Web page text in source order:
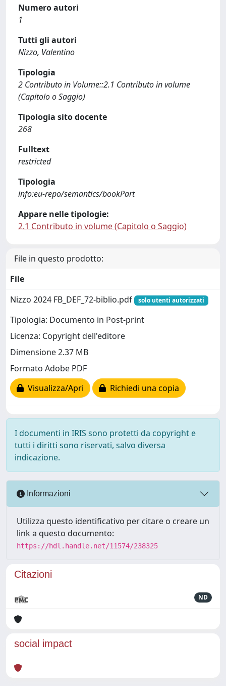
Numero autori
1
Tutti gli autori
Nizzo, Valentino
Tipologia
2 Contributo in Volume::2.1 Contributo in volume
(Capitolo o Saggio)
Tipologia sito docente
268
Fulltext
restricted
Tipologia
info:eu-repo/semantics/bookPart
Appare nelle tipologie:
2.1 Contributo in volume (Capitolo o Saggio)
File in questo prodotto:
File
Nizzo 2024 FB_DEF_72-biblio.pdf
solo utenti autorizzati
Tipologia: Documento in Post-print
Licenza: Copyright dell'editore
Dimensione 2.37 MB
Formato Adobe PDF
Visualizza/Apri
Richiedi una copia
I documenti in IRIS sono protetti da copyright e
tutti i diritti sono riservati, salvo diversa
indicazione.
Informazioni
Utilizza questo identificativo per citare o creare un
link a questo documento:
https://hdl.handle.net/11574/238325
Citazioni
ND
social impact